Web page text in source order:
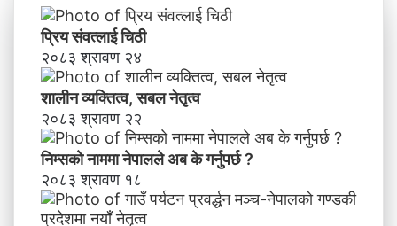
ण्ड
की
प्र
दे
श
मा
न
याँ
ने
तृ
त्व
च
के
बा
नी
प्रिय संवत्लाई चिठी
२०८३ श्रावण २४
शालीन व्यक्तित्व, सबल नेतृत्व
२०८३ श्रावण २२
निम्सकाे नाममा नेपालले अब के गर्नुपर्छ ?
२०८३ श्रावण १८